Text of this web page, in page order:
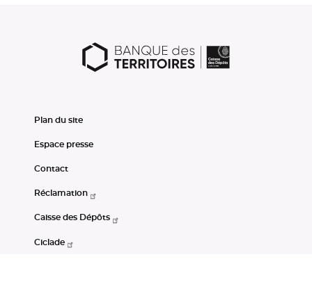
Plan du site
Espace presse
Contact
Réclamation
Caisse des Dépôts
Ciclade